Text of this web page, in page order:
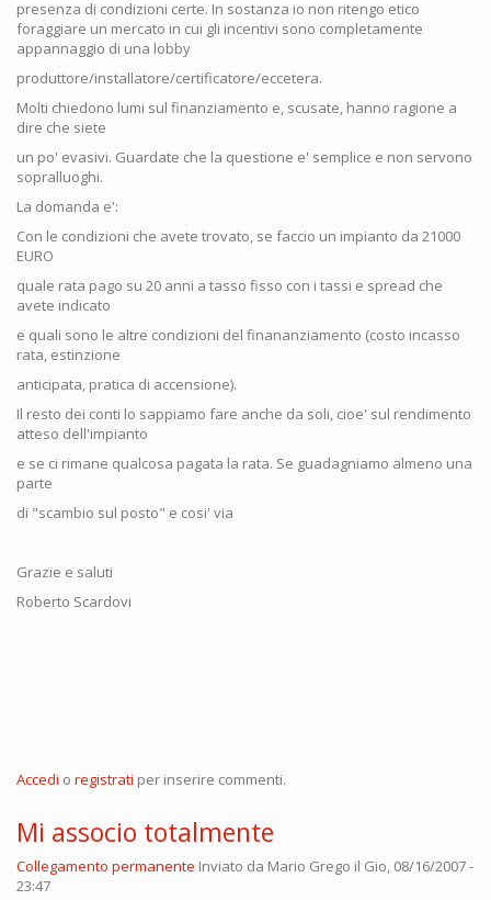
presenza di condizioni certe. In sostanza io non ritengo etico
foraggiare un mercato in cui gli incentivi sono completamente
appannaggio di una lobby
produttore/installatore/certificatore/eccetera.
Molti chiedono lumi sul finanziamento e, scusate, hanno ragione a
dire che siete
un po' evasivi. Guardate che la questione e' semplice e non servono
sopralluoghi.
La domanda e':
Con le condizioni che avete trovato, se faccio un impianto da 21000
EURO
quale rata pago su 20 anni a tasso fisso con i tassi e spread che
avete indicato
e quali sono le altre condizioni del finananziamento (costo incasso
rata, estinzione
anticipata, pratica di accensione).
Il resto dei conti lo sappiamo fare anche da soli, cioe' sul rendimento
atteso dell'impianto
e se ci rimane qualcosa pagata la rata. Se guadagniamo almeno una
parte
di "scambio sul posto" e cosi' via
Grazie e saluti
Roberto Scardovi
Accedi o registrati per inserire commenti.
Mi associo totalmente
Collegamento permanente Inviato da Mario Grego il Gio, 08/16/2007 -
23:47